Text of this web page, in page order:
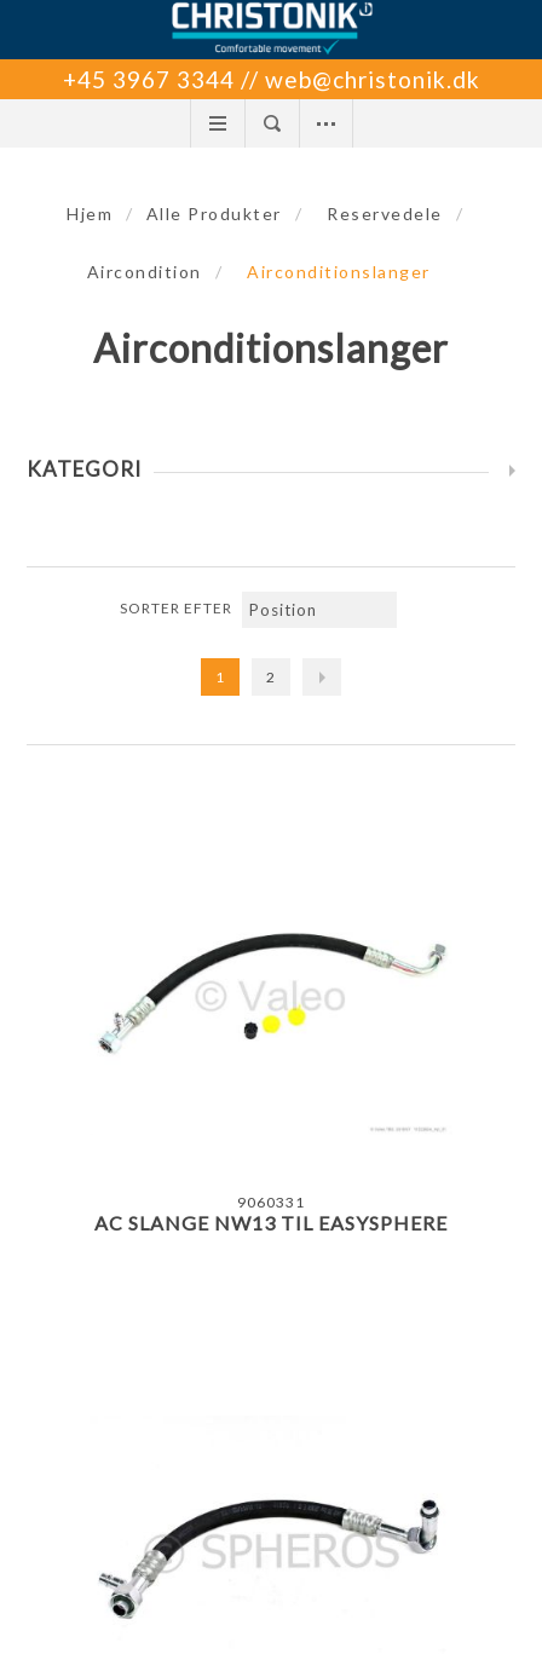
+45 3967 3344 // web@christonik.dk
Hjem / Alle Produkter / Reservedele /
Aircondition / Airconditionslanger
Airconditionslanger
KATEGORI
SORTER EFTER
1 2
9060331
AC SLANGE NW13 TIL EASYSPHERE